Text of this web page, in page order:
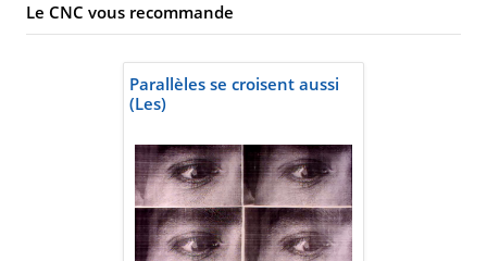
Le CNC vous recommande
Parallèles se croisent aussi
(Les)